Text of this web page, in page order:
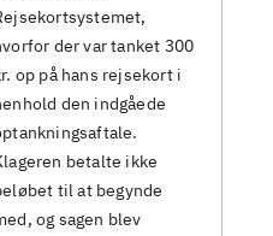
der var tanket 300
op på hans rejsekort i
den indgåede
betalte ikke
til at begynde
og sagen blev